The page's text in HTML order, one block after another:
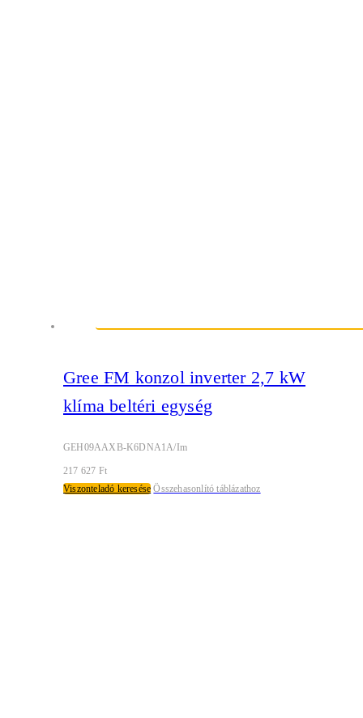
Gree FM konzol inverter 2,7 kW
klíma beltéri egység
GEH09AAXB-K6DNA1A/Im
217 627 Ft
Viszonteladó keresése Összehasonlító táblázathoz